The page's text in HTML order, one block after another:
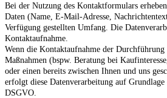
Bei der Nutzung des Kontaktformulars
Daten (Name, E-Mail-Adresse,
Verfügung gestellten Umfang. Die
Kontaktaufnahme.
Wenn die Kontaktaufnahme der
Maßnahmen (bspw. Beratung bei
oder einen bereits zwischen Ihnen und uns
erfolgt diese Datenverarbeitung auf
DSGVO.